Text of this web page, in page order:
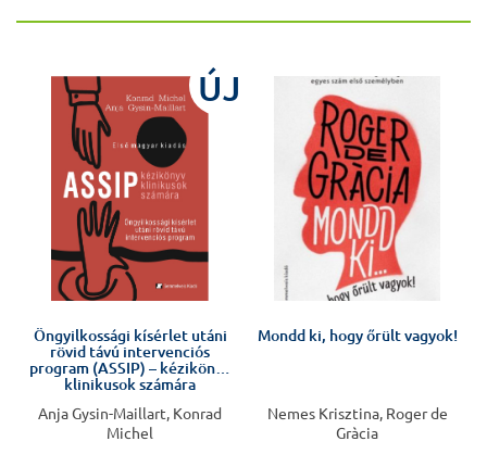
ÚJ
Öngyilkossági kísérlet utáni
rövid távú intervenciós
program (ASSIP) – kézikönyv
klinikusok számára
Anja Gysin-Maillart, Konrad
Michel
Mondd ki, hogy őrült vagyok!
Nemes Krisztina, Roger de
Gràcia